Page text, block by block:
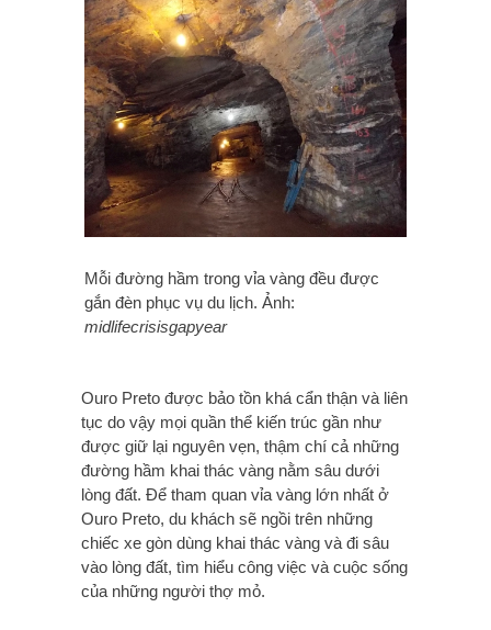
Mỗi đường hầm trong vỉa vàng đều được
gắn đèn phục vụ du lịch. Ảnh:
midlifecrisisgapyear
Ouro Preto được bảo tồn khá cẩn thận và liên
tục do vậy mọi quần thể kiến trúc gần như
được giữ lại nguyên vẹn, thậm chí cả những
đường hầm khai thác vàng nằm sâu dưới
lòng đất. Để tham quan vỉa vàng lớn nhất ở
Ouro Preto, du khách sẽ ngồi trên những
chiếc xe gòn dùng khai thác vàng và đi sâu
vào lòng đất, tìm hiểu công việc và cuộc sống
của những người thợ mỏ.